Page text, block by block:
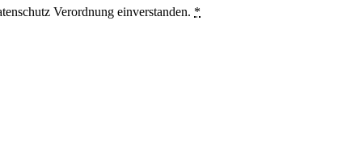
Verordnung einverstanden. *